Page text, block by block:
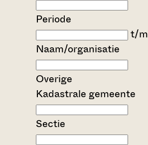
Periode
t/m
Naam/organisatie
Overige
Kadastrale gemeente
Sectie